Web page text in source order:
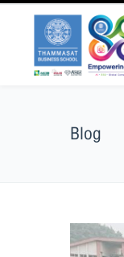
Blog